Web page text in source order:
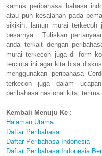
kamus peribahasa bahasa
atau pun kesalahan pada
sikikih; lamun murai terkecoh
besarnya. Tuliskan
anda terkait dengan
murai terkecoh juga di form
tercinta ini agar kita bisa
menggunakan peribahasa
terkecoh juga dalam
peribahasa nasional kita, terima
Kembali Menuju Ke :
Halaman Utama
Daftar Peribahasa
Daftar Peribahasa Indonesia
Daftar Peribahasa Indonesia